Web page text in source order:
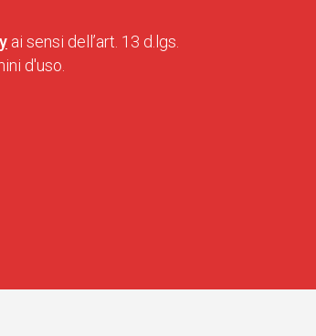
ai sensi dell’art. 13 d.lgs.
d'uso.